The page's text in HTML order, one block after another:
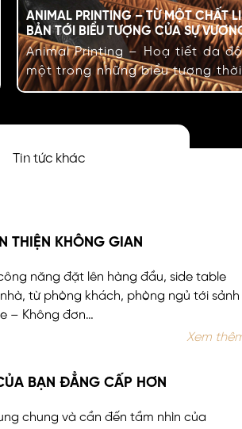
ANIMAL PRINTING – TỪ MỘT CHẤT
BẢN TỚI BIỂU TƯỢNG CỦA SỰ
Animal Printing – Hoạ tiết da
một trong những biểu tượng
sức sống lâu bền nhất.
quay vòng. Animal Printing
thế bất diệt của mình qua
tập tung ra thường niên bởi…
Tin tức khác
THIỆN KHÔNG GIAN
năng đặt lên hàng đầu, side table
từ phòng khách, phòng ngủ tới sảnh
– Không đơn…
Xem
BẠN ĐẲNG CẤP HƠN
chung và cần đến tầm nhìn của